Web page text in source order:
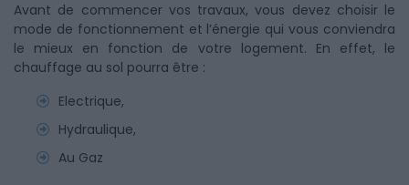
Avant de commencer vos travaux, vous devez choisir le
mode de fonctionnement et l’énergie qui vous conviendra
le mieux en fonction de votre logement. En effet, le
chauffage au sol pourra être :
Electrique,
Hydraulique,
Au Gaz